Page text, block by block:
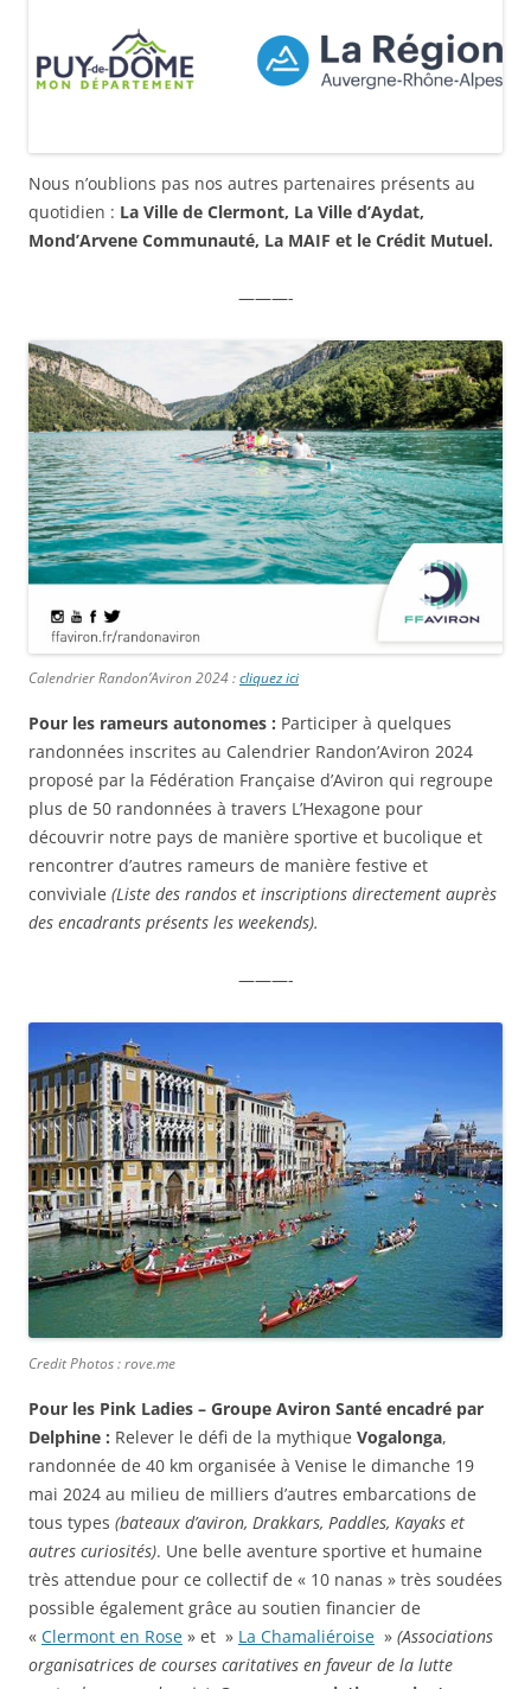
Nous n’oublions pas nos autres partenaires présents au
quotidien : La Ville de Clermont, La Ville d’Aydat,
Mond’Arvene Communauté, La MAIF et le Crédit Mutuel.
———-
Calendrier Randon’Aviron 2024 :cliquez ici
Pour les rameurs autonomes : Participer à quelques
randonnées inscrites au Calendrier Randon’Aviron 2024
proposé par la Fédération Française d’Aviron qui regroupe
plus de 50 randonnées à travers L’Hexagone pour
découvrir notre pays de manière sportive et bucolique et
rencontrer d’autres rameurs de manière festive et
conviviale (Liste des randos et inscriptions directement auprès
des encadrants présents les weekends).
———-
Credit Photos : rove.me
Pour les Pink Ladies – Groupe Aviron Santé encadré par
Delphine : Relever le défi de la mythique Vogalonga,
randonnée de 40 km organisée à Venise le dimanche 19
mai 2024 au milieu de milliers d’autres embarcations de
tous types (bateaux d’aviron, Drakkars, Paddles, Kayaks et
autres curiosités). Une belle aventure sportive et humaine
très attendue pour ce collectif de « 10 nanas » très soudées
possible également grâce au soutien financier de
« Clermont en Rose » et » La Chamaliéroise » (Associations
organisatrices de courses caritatives en faveur de la lutte